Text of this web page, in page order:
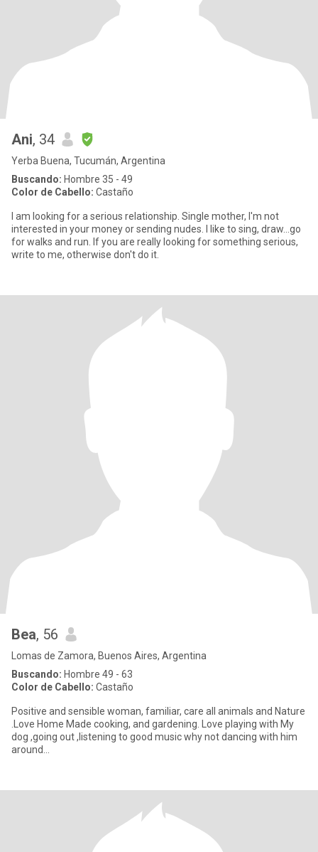
Ani, 34
Yerba Buena, Tucumán, Argentina
Buscando: Hombre 35 - 49
Color de Cabello: Castaño
I am looking for a serious relationship. Single mother, I'm not
interested in your money or sending nudes. I like to sing, draw...go
for walks and run. If you are really looking for something serious,
write to me, otherwise don't do it.
Bea, 56
Lomas de Zamora, Buenos Aires, Argentina
Buscando: Hombre 49 - 63
Color de Cabello: Castaño
Positive and sensible woman, familiar, care all animals and Nature
.Love Home Made cooking, and gardening. Love playing with My
dog ,going out ,listening to good music why not dancing with him
around...